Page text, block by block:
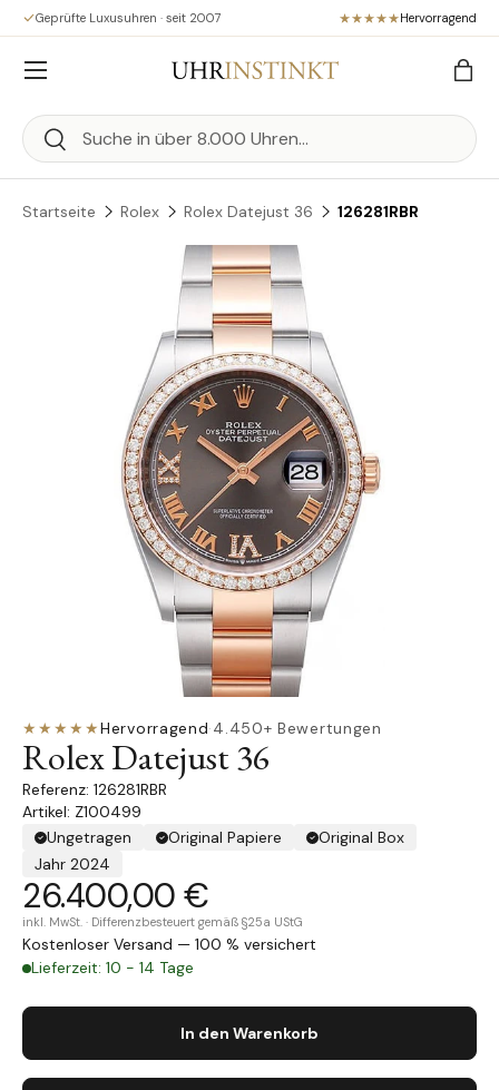
Direkt zum Inhalt
Geprüfte Luxusuhren · seit 2007 Hervorragend
Suchen
Suchen
Menü
Startseite Rolex Rolex Datejust 36 126281RBR
Zu Produktinformationen springen
★★★★★Hervorragend·4.450+ Bewertungen
Rolex Datejust 36
126281RBR
Artikel: Z100499
Ungetragen
Original Papiere
Original Box
Jahr 2024
26.400,00 €
inkl. MwSt. · Differenzbesteuert gemäß §25a UStG
Kostenloser Versand — 100 % versichert
Lieferzeit: 10 - 14 Tage
In den Warenkorb